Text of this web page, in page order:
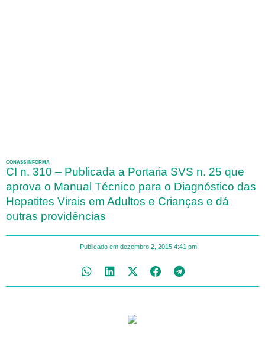
CONASS INFORMA
CI n. 310 – Publicada a Portaria SVS n. 25 que
aprova o Manual Técnico para o Diagnóstico das
Hepatites Virais em Adultos e Crianças e dá
outras providências
Publicado em dezembro 2, 2015 4:41 pm